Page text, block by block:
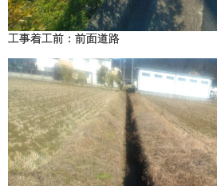
工事着工前：前面道路